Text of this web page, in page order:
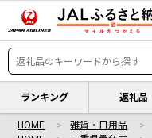
ランキング 返礼品
HOME 雑貨・日用品